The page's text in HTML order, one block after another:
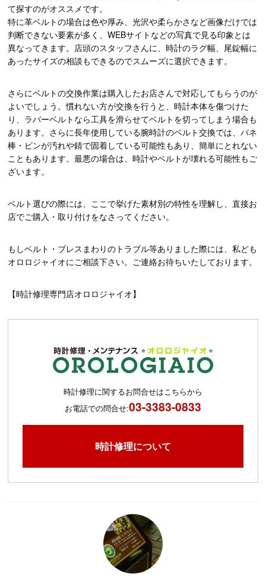
て探すのがオススメです。
特に革ベルトの場合は色や厚み、光沢や柔らかさなど画像だけでは
判断できない要素が多く、WEBサイトなどの写真で見る印象とは
異なってきます。店頭のスタッフさんに、時計のラグ幅、尾錠幅に
あったサイズの相談もできるのでスムーズに選択できます。
さらにベルトの交換作業は購入したお店さんで対応してもらうのが
よいでしょう。慣れない方が交換を行うと、時計本体を傷つけた
り、ラバーベルトなら工具を滑らせてベルトを切ってしまう場合も
あります。さらに長年使用している腕時計のベルト交換では、バネ
棒・ピンが汚れや錆で固着している可能性もあり、簡単にとれない
こともあります。最悪の場合は、時計やベルトが壊れる可能性もご
ざいます。
ベルト選びの際には、ここで挙げた素材別の特性を理解し、直接お
店でご購入・取り付けをなさってください。
もしベルト・ブレスまわりのトラブル等ありました際には、私ども
オロロジャイオにご相談下さい。ご連絡お待ちいたしております。
【時計修理専門店オロロジャイオ】
時計修理に関するお問合せはこちらから
お電話での問合せ:03-3383-0833
時計修理について